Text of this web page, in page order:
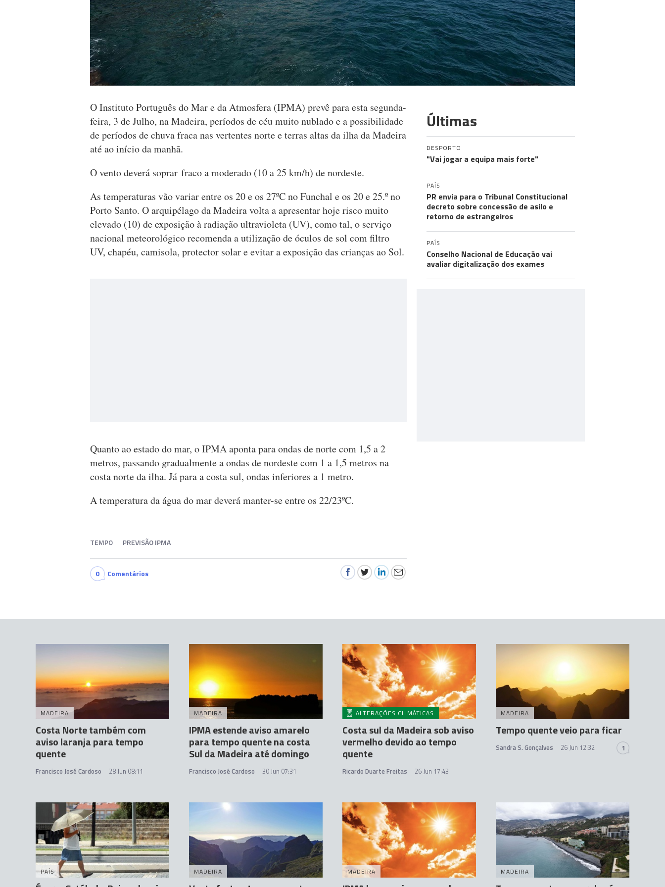
O Instituto Português do Mar e da Atmosfera (IPMA) prevê para esta segunda-
feira, 3 de Julho, na Madeira, períodos de céu muito nublado e a possibilidade
de períodos de chuva fraca nas vertentes norte e terras altas da ilha da Madeira
até ao início da manhã.
O vento deverá soprar fraco a moderado (10 a 25 km/h) de nordeste.
As temperaturas vão variar entre os 20 e os 27ºC no Funchal e os 20 e 25.º no
Porto Santo. O arquipélago da Madeira volta a apresentar hoje risco muito
elevado (10) de exposição à radiação ultravioleta (UV), como tal, o serviço
nacional meteorológico recomenda a utilização de óculos de sol com filtro
UV, chapéu, camisola, protector solar e evitar a exposição das crianças ao Sol.
Quanto ao estado do mar, o IPMA aponta para ondas de norte com 1,5 a 2
metros, passando gradualmente a ondas de nordeste com 1 a 1,5 metros na
costa norte da ilha. Já para a costa sul, ondas inferiores a 1 metro.
A temperatura da água do mar deverá manter-se entre os 22/23ºC.
TEMPO PREVISÃO IPMA
0 Comentários
Últimas
DESPORTO
"Vai jogar a equipa mais forte"
PAÍS
PR envia para o Tribunal Constitucional
decreto sobre concessão de asilo e
retorno de estrangeiros
PAÍS
Conselho Nacional de Educação vai
avaliar digitalização dos exames
MADEIRA
Costa Norte também com
aviso laranja para tempo
quente
Francisco José Cardoso 28 Jun 08:11
MADEIRA
IPMA estende aviso amarelo
para tempo quente na costa
Sul da Madeira até domingo
Francisco José Cardoso 30 Jun 07:31
ALTERAÇÕES CLIMÁTICAS
Costa sul da Madeira sob aviso
vermelho devido ao tempo
quente
Ricardo Duarte Freitas 26 Jun 17:43
MADEIRA
Tempo quente veio para ficar
Sandra S. Gonçalves 26 Jun 12:32 1
PAÍS MADEIRA MADEIRA MADEIRA